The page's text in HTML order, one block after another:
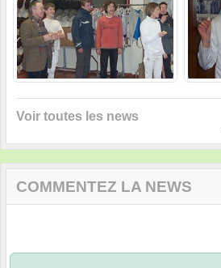
Voir toutes les news
COMMENTEZ LA NEWS